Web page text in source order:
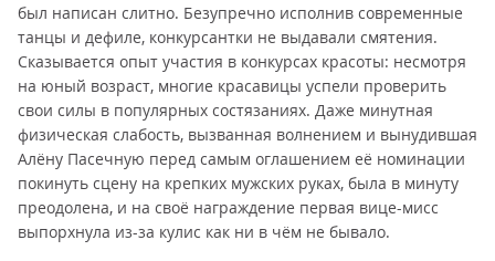
был написан слитно. Безупречно исполнив современные
танцы и дефиле, конкурсантки не выдавали смятения.
Сказывается опыт участия в конкурсах красоты: несмотря
на юный возраст, многие красавицы успели проверить
свои силы в популярных состязаниях. Даже минутная
физическая слабость, вызванная волнением и вынудившая
Алёну Пасечную перед самым оглашением её номинации
покинуть сцену на крепких мужских руках, была в минуту
преодолена, и на своё награждение первая вице-мисс
выпорхнула из-за кулис как ни в чём не бывало.